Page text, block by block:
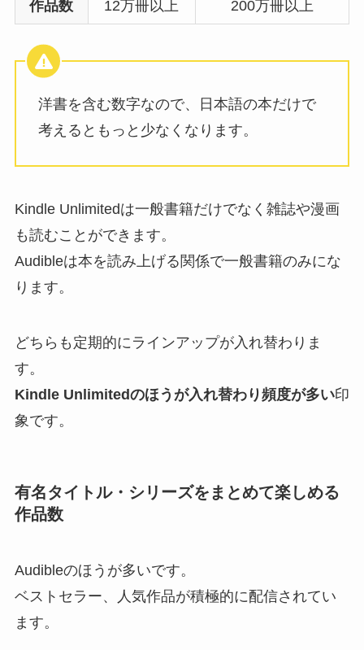
作品数 12万冊以上 200万冊以上
洋書を含む数字なので、日本語の本だけで
考えるともっと少なくなります。
Kindle Unlimitedは一般書籍だけでなく雑誌や漫画
も読むことができます。
Audibleは本を読み上げる関係で一般書籍のみにな
ります。
どちらも定期的にラインアップが入れ替わりま
す。
Kindle Unlimitedのほうが入れ替わり頻度が多い印
象です。
有名タイトル・シリーズをまとめて楽しめる
作品数
Audibleのほうが多いです。
ベストセラー、人気作品が積極的に配信されてい
ます。